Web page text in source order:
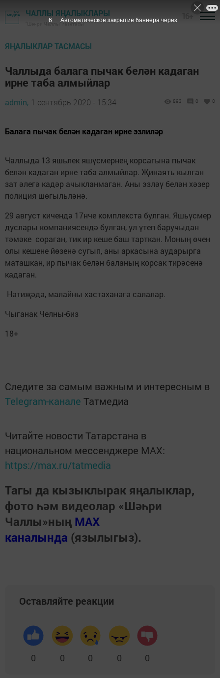
ЧАЛЛЫ ЯҢАЛЫКЛАРЫ
"Шәһри Чаллы" газетасы
ЯҢАЛЫКЛАР ТАСМАСЫ
Чаллыда балага пычак белән кадаган
ирне таба алмыйлар
admin, 1 сентябрь 2020 - 15:34 893 0 0
Балага пычак белән кадаган ирне эзлиләр
Чаллыда 13 яшьлек яшүсмернең корсагына пычак
белән кадаган ирне таба алмыйлар. Җинаять кылган
зат әлегә кадәр ачыкланмаган. Аны эзләү белән хәзер
полиция шөгыльләнә.
29 август кичендә 17нче комплекста булган. Яшьүсмер
дуслары компаниясендә булган, ул үтеп баручыдан
тәмәке сораган, тик ир кеше баш тарткан. Моның өчен
олы кешене йөзенә сугып, аны аркасына аударырга
маташкан, ир пычак белән баланың корсак тирәсенә
кадаган.
Нәтиҗәдә, малайны хастаханәгә салалар.
Чыганак Челны-биз
18+
Следите за самым важным и интересным в
Telegram-канале Татмедиа
Читайте новости Татарстана в
национальном мессенджере MАХ:
https://max.ru/tatmedia
Тагы да кызыклырак яңалыклар,
фото һәм видеолар «Шәһри
Чаллы»ның MAX
каналында (язылыгыз).
Оставляйте реакции
0 0 0 0 0
5 Автоматическое закрытие баннера через